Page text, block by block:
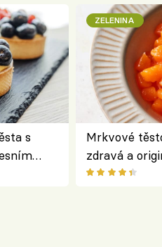
s
ZELENINA
Mrkvové
zdravá a
klasiky